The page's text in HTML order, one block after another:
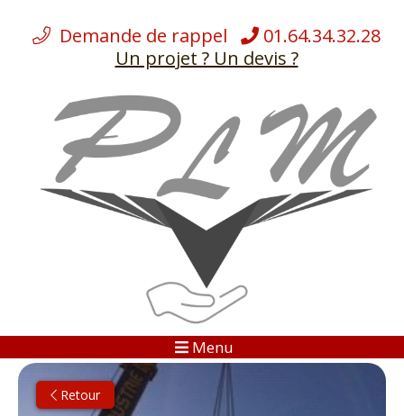
Demande de rappel
01.64.34.32.28
Un projet ? Un devis ?
Menu
NOS
DÉMÉNAGEMENTS
NOS SERVICES
GALERIES
Retour